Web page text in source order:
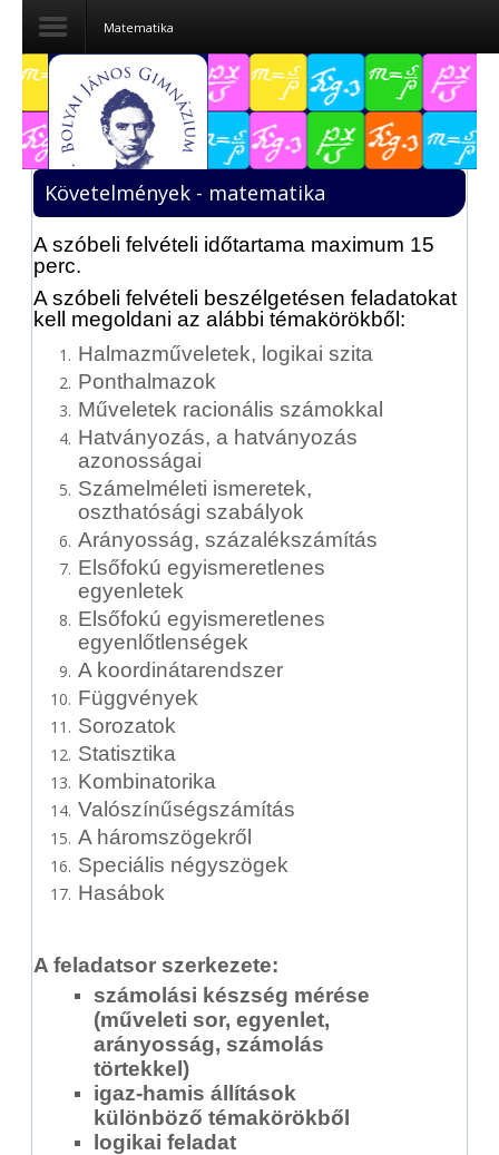
Dokumentumok
Felvételizőknek
Pályázatok
Tehetségpont
Közérdekű
adatok
Tanárjelölteknek
Matematika
Követelmények - matematika
A szóbeli felvételi időtartama maximum 15
perc.
A szóbeli felvételi beszélgetésen feladatokat
kell megoldani az alábbi témakörökből:
Halmazműveletek, logikai szita
Ponthalmazok
Műveletek racionális számokkal
Hatványozás, a hatványozás
azonosságai
Számelméleti ismeretek,
oszthatósági szabályok
Arányosság, százalékszámítás
Elsőfokú egyismeretlenes
egyenletek
Elsőfokú egyismeretlenes
egyenlőtlenségek
A koordinátarendszer
Függvények
Sorozatok
Statisztika
Kombinatorika
Valószínűségszámítás
A háromszögekről
Speciális négyszögek
Hasábok
A feladatsor szerkezete:
számolási készség mérése
(műveleti sor, egyenlet,
arányosság, számolás
törtekkel)
igaz-hamis állítások
különböző témakörökből
logikai feladat